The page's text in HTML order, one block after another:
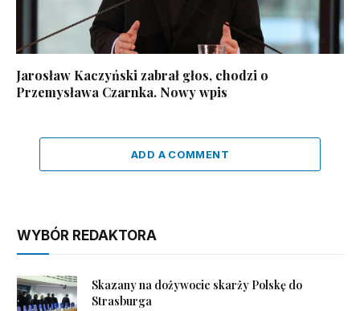
Jarosław Kaczyński zabrał głos, chodzi o
Przemysława Czarnka. Nowy wpis
ADD A COMMENT
WYBÓR REDAKTORA
Skazany na dożywocie skarży Polskę do
Strasburga